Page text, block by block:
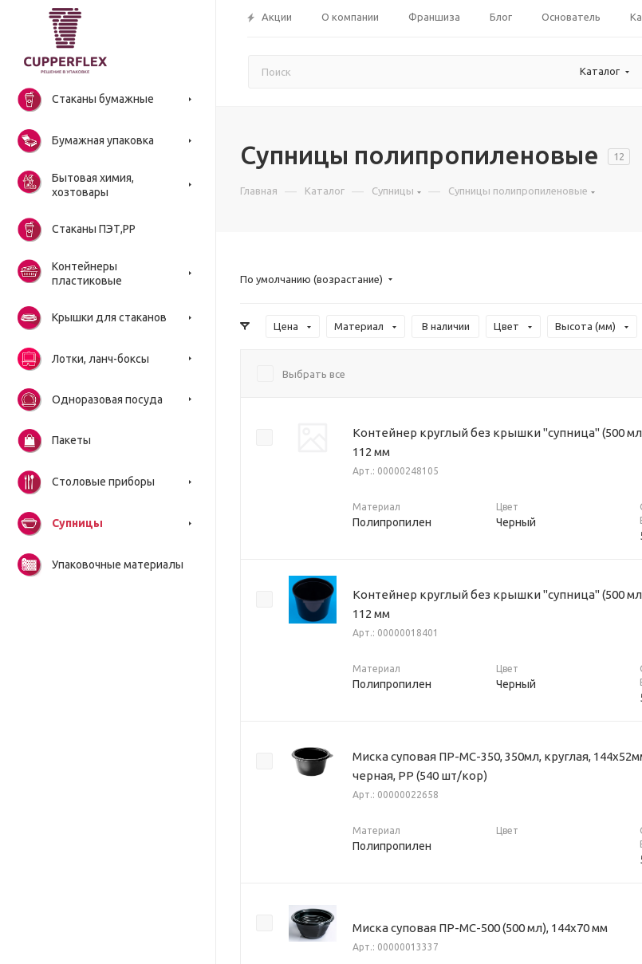
Акции О компании Франшиза Блог Основатель
Каталог
Стаканы бумажные
Бумажная упаковка
Бытовая химия,
хозтовары
Стаканы ПЭТ,РР
Контейнеры
пластиковые
Крышки для стаканов
Лотки, ланч-боксы
Одноразовая посуда
Пакеты
Столовые приборы
Супницы
Упаковочные материалы
Супницы полипропиленовые 12
Главная — Каталог — Супницы — Супницы полипропиленовые
По умолчанию (возрастание)
Цена Материал В наличии Цвет Высота (мм)
Выбрать все
Контейнер круглый без крышки "супница" (500
112 мм
Арт.: 00000248105
Материал
Полипропилен
Цвет
Черный
Контейнер круглый без крышки "супница" (500
112 мм
Арт.: 00000018401
Материал
Полипропилен
Цвет
Черный
Миска суповая ПР-МС-350, 350мл, круглая,
черная, РР (540 шт/кор)
Арт.: 00000022658
Материал
Полипропилен
Цвет
Миска суповая ПР-МС-500 (500 мл), 144х70 мм
Арт.: 00000013337